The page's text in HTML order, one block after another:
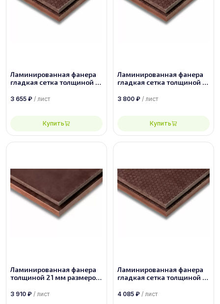
Ламинированная фанера
гладкая сетка толщиной 21
сорт 1/1
3 655 ₽ / лист
Купить
Ламинированная фанера
гладкая сетка толщиной 9
сорт 1/1
3 800 ₽ / лист
Купить
Ламинированная фанера
толщиной 21 мм размером
3 910 ₽ / лист
Ламинированная фанера
гладкая сетка толщиной 21
сорт 1/1
4 085 ₽ / лист